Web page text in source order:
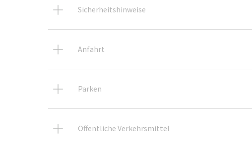
Sicherheitshinweise
Anfahrt
Parken
Öffentliche Verkehrsmittel